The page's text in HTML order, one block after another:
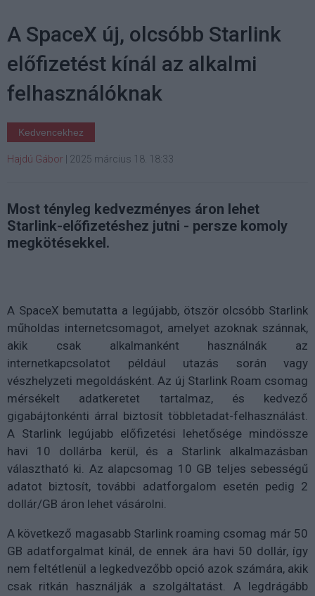
A SpaceX új, olcsóbb Starlink
előfizetést kínál az alkalmi
felhasználóknak
Kedvencekhez
Hajdú Gábor 2025 március 18. 18:33
Most tényleg kedvezményes áron lehet
Starlink-előfizetéshez jutni - persze komoly
megkötésekkel.
A SpaceX bemutatta a legújabb, ötször olcsóbb Starlink
műholdas internetcsomagot, amelyet azoknak szánnak,
akik csak alkalmanként használnák az
internetkapcsolatot például utazás során vagy
vészhelyzeti megoldásként. Az új Starlink Roam csomag
mérsékelt adatkeretet tartalmaz, és kedvező
gigabájtonkénti árral biztosít többletadat-felhasználást.
A Starlink legújabb előfizetési lehetősége mindössze
havi 10 dollárba kerül, és a Starlink alkalmazásban
választható ki. Az alapcsomag 10 GB teljes sebességű
adatot biztosít, további adatforgalom esetén pedig 2
dollár/GB áron lehet vásárolni.
A következő magasabb Starlink roaming csomag már 50
GB adatforgalmat kínál, de ennek ára havi 50 dollár, így
nem feltétlenül a legkedvezőbb opció azok számára, akik
csak ritkán használják a szolgáltatást. A legdrágább